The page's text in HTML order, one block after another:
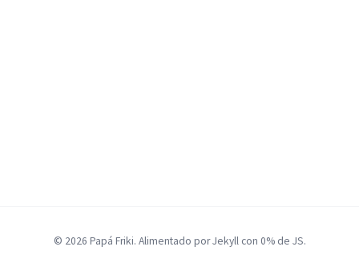
© 2026 Papá Friki. Alimentado por Jekyll con 0% de JS.